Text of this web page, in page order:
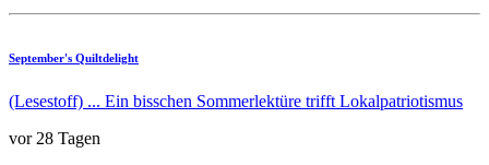
September's Quiltdelight
(Lesestoff) ... Ein bisschen Sommerlektüre trifft Lokalpatriotismus
vor 28 Tagen